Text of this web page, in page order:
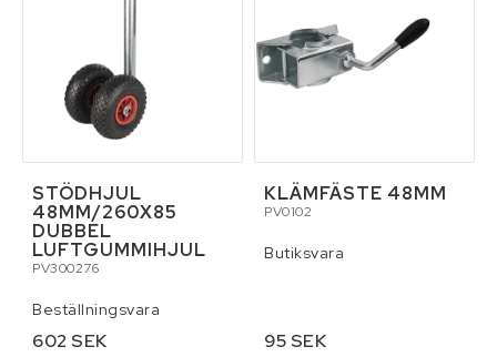
STÖDHJUL
48MM/260X85
DUBBEL
LUFTGUMMIHJUL
PV300276
Beställningsvara
602 SEK
KLÄMFÄSTE 48MM
PV0102
Butiksvara
95 SEK